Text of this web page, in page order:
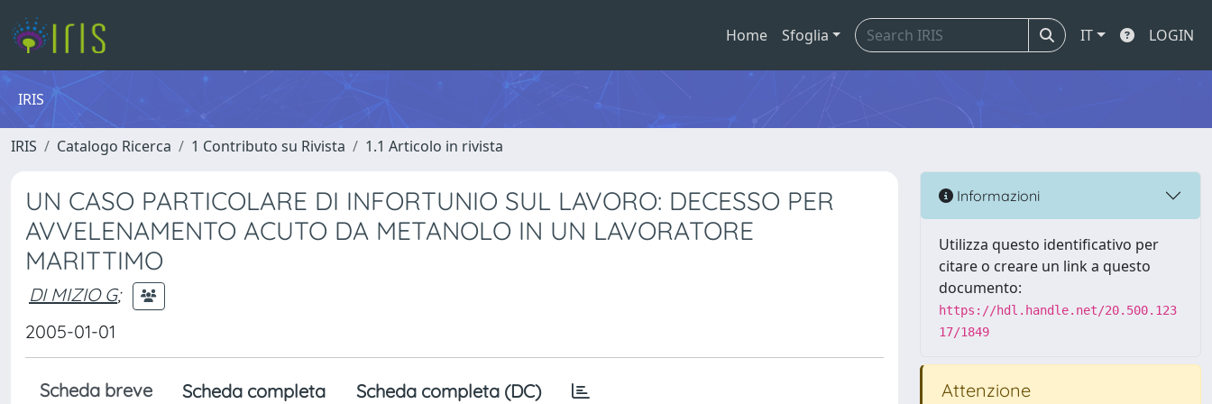
Home Sfoglia IT LOGIN
IRIS
IRIS Catalogo Ricerca 1 Contributo su Rivista 1.1 Articolo in rivista
UN CASO PARTICOLARE DI INFORTUNIO SUL LAVORO: DECESSO PER
AVVELENAMENTO ACUTO DA METANOLO IN UN LAVORATORE
MARITTIMO
DI MIZIO G;
2005-01-01
Scheda breve Scheda completa Scheda completa (DC)
Informazioni
Utilizza questo identificativo per
citare o creare un link a questo
documento:
https://hdl.handle.net/20.500.123
17/1849
Attenzione